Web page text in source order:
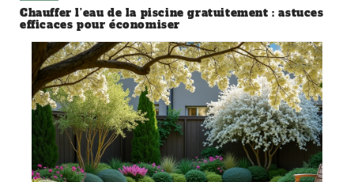
Chauffer l’eau de la piscine gratuitement : astuces
efficaces pour économiser